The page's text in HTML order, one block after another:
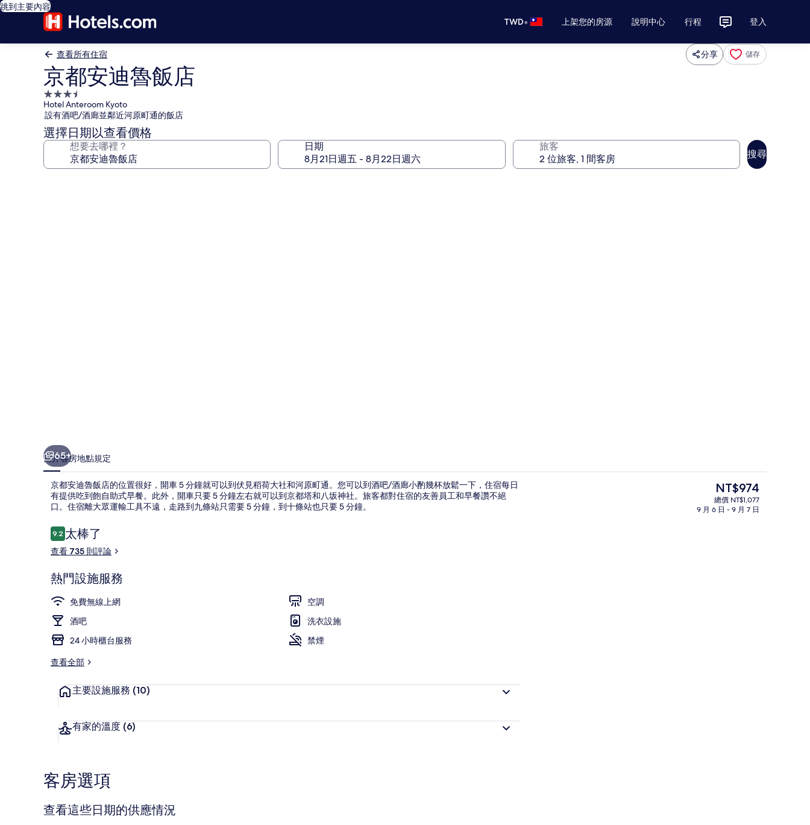
跳到主要內容
TWD• 上架您的房源 說明中心 行程 登入
查看所有住宿 分享 儲存
京都安迪魯飯店
3.5
星
級
住
宿
Hotel Anteroom Kyoto
設有酒吧/酒廊並鄰近河原町通的飯店
選擇日期以查看價格
想要去哪裡？ 日期 旅客
搜尋
住宿內酒吧
65+
簡介客房地點規定
京都安迪魯飯店的位置很好，開車 5 分鐘就可以到伏見稻荷大社和河原町通。您可以到酒吧/酒廊小酌幾杯放鬆一下，住宿每日
有提供吃到飽自助式早餐。此外，開車只要 5 分鐘左右就可以到京都塔和八坂神社。旅客都對住宿的友善員工和早餐讚不絕
口。住宿離大眾運輸工具不遠，走路到九條站只需要 5 分鐘，到十條站也只要 5 分鐘。
評
論
9.29.2 分，滿分 10 分，
太棒了
查看 735 則評論
熱門設施服務
免費無線上網
空調
酒吧
洗衣設施
24 小時櫃台服務
禁煙
查看全部
主要設施服務 (10)
有家的溫度 (6)
目
前
的
NT$974
總價 NT$1,077
9 月 6 日 - 9 月 7 日
客房選項
查看這些日期的供應情況